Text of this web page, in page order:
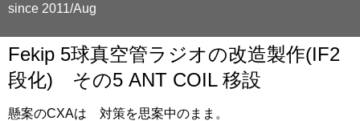
since 2011/Aug
Fekip 5球真空管ラジオの改造製作(IF2
段化) その5 ANT COIL 移設
懸案のCXAは 対策を思案中のまま。